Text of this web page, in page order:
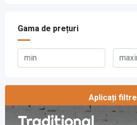
Gama de prețuri
Aplicați filtre